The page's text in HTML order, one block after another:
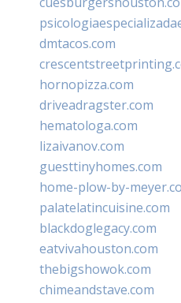
dmtacos.com
hornopizza.com
driveadragster.com
hematologa.com
lizaivanov.com
guesttinyhomes.com
home-plow-by-
palatelatincuisine.com
blackdoglegacy.com
eatvivahouston.com
thebigshowok.com
chimeandstave.com